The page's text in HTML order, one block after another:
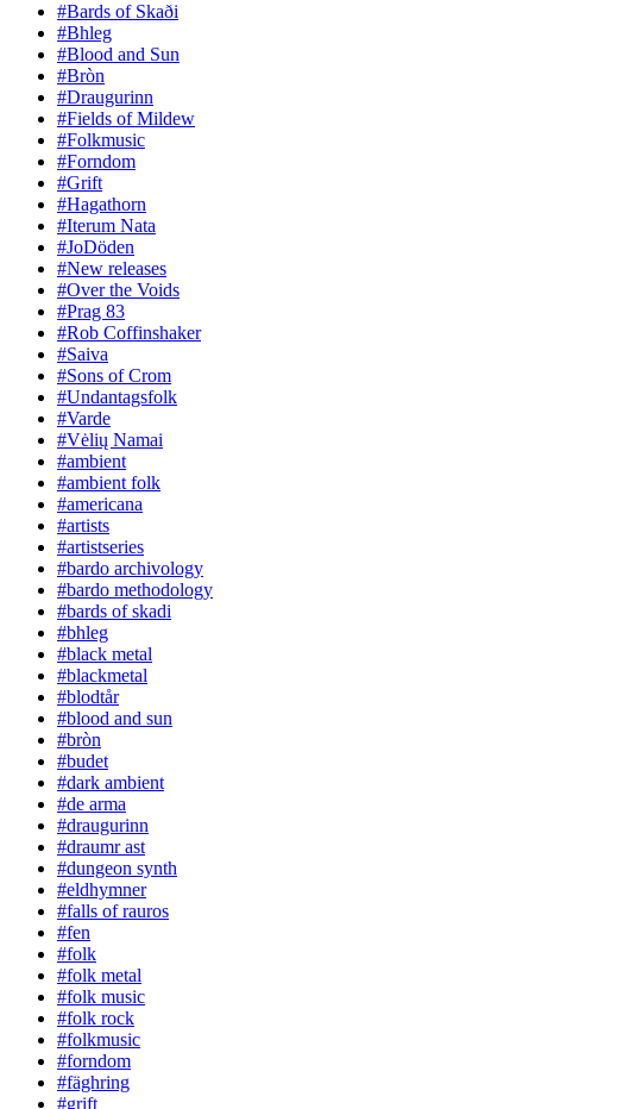
#Bards of Skaði
#Bhleg
#Blood and Sun
#Bròn
#Draugurinn
#Fields of Mildew
#Folkmusic
#Forndom
#Grift
#Hagathorn
#Iterum Nata
#JoDöden
#New releases
#Over the Voids
#Prag 83
#Rob Coffinshaker
#Saiva
#Sons of Crom
#Undantagsfolk
#Varde
#Vėlių Namai
#ambient
#ambient folk
#americana
#artists
#artistseries
#bardo archivology
#bardo methodology
#bards of skadi
#bhleg
#black metal
#blackmetal
#blodtår
#blood and sun
#bròn
#budet
#dark ambient
#de arma
#draugurinn
#draumr ast
#dungeon synth
#eldhymner
#falls of rauros
#fen
#folk
#folk metal
#folk music
#folk rock
#folkmusic
#forndom
#fäghring
#grift